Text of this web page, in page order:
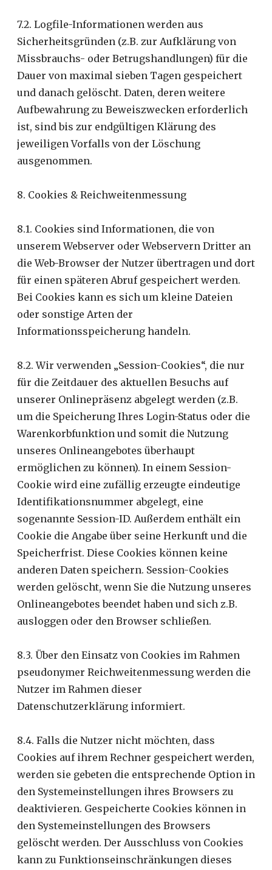
7.2. Logfile-Informationen werden aus
Sicherheitsgründen (z.B. zur Aufklärung von
Missbrauchs- oder Betrugshandlungen) für die
Dauer von maximal sieben Tagen gespeichert
und danach gelöscht. Daten, deren weitere
Aufbewahrung zu Beweiszwecken erforderlich
ist, sind bis zur endgültigen Klärung des
jeweiligen Vorfalls von der Löschung
ausgenommen.
8. Cookies & Reichweitenmessung
8.1. Cookies sind Informationen, die von
unserem Webserver oder Webservern Dritter an
die Web-Browser der Nutzer übertragen und dort
für einen späteren Abruf gespeichert werden.
Bei Cookies kann es sich um kleine Dateien
oder sonstige Arten der
Informationsspeicherung handeln.
8.2. Wir verwenden „Session-Cookies“, die nur
für die Zeitdauer des aktuellen Besuchs auf
unserer Onlinepräsenz abgelegt werden (z.B.
um die Speicherung Ihres Login-Status oder die
Warenkorbfunktion und somit die Nutzung
unseres Onlineangebotes überhaupt
ermöglichen zu können). In einem Session-
Cookie wird eine zufällig erzeugte eindeutige
Identifikationsnummer abgelegt, eine
sogenannte Session-ID. Außerdem enthält ein
Cookie die Angabe über seine Herkunft und die
Speicherfrist. Diese Cookies können keine
anderen Daten speichern. Session-Cookies
werden gelöscht, wenn Sie die Nutzung unseres
Onlineangebotes beendet haben und sich z.B.
ausloggen oder den Browser schließen.
8.3. Über den Einsatz von Cookies im Rahmen
pseudonymer Reichweitenmessung werden die
Nutzer im Rahmen dieser
Datenschutzerklärung informiert.
8.4. Falls die Nutzer nicht möchten, dass
Cookies auf ihrem Rechner gespeichert werden,
werden sie gebeten die entsprechende Option in
den Systemeinstellungen ihres Browsers zu
deaktivieren. Gespeicherte Cookies können in
den Systemeinstellungen des Browsers
gelöscht werden. Der Ausschluss von Cookies
kann zu Funktionseinschränkungen dieses